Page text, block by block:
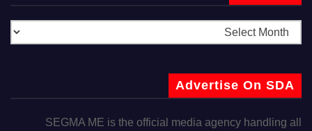
Advertise On SDA
SEGMA ME is the official media agency handling all